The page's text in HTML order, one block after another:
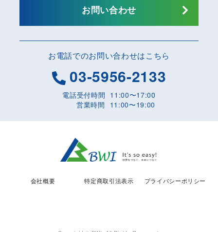
お電話でのお問い合わせはこちら
03-5956-2133
電話受付時間 11:00〜17:00
営業時間
11:00〜19:00
お問い合わせ
会社概要 特定商取引法表示 プライバシーポリシー